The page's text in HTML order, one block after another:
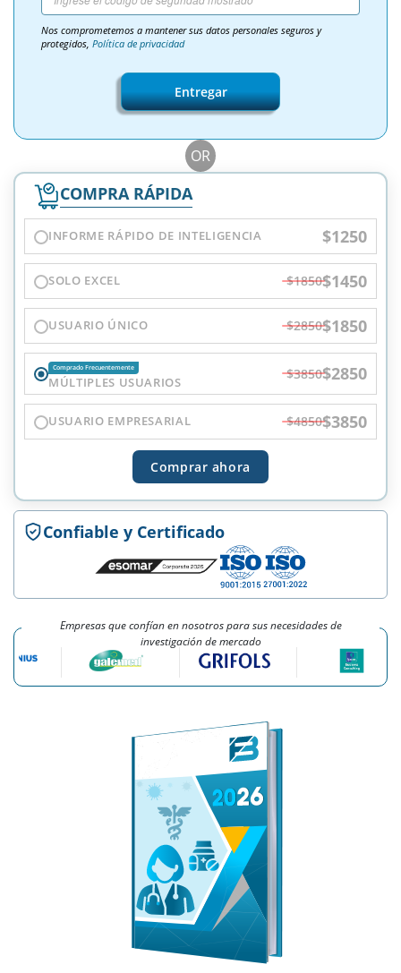
Nos comprometemos a mantener sus datos personales seguros y
protegidos, Política de privacidad
Entregar
OR
COMPRA RÁPIDA
INFORME RÁPIDO DE INTELIGENCIA $1250
SOLO EXCEL $1850$1450
USUARIO ÚNICO $2850$1850
Comprado Frecuentemente
MÚLTIPLES USUARIOS $3850$2850
USUARIO EMPRESARIAL $4850$3850
Comprar ahora
Confiable y Certificado
Empresas que confían en nosotros para sus necesidades de
investigación de mercado